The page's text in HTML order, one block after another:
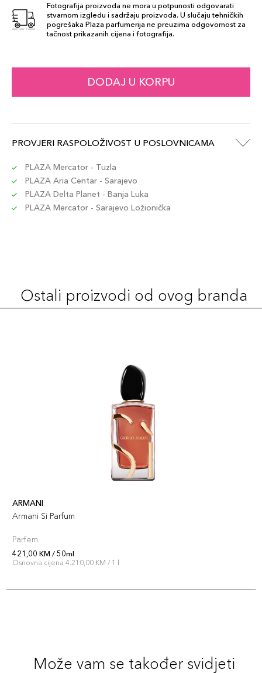
Fotografija proizvoda ne mora u potpunosti odgovarati
stvarnom izgledu i sadržaju proizvoda. U slučaju tehničkih
pogrešaka Plaza parfumerija ne preuzima odgovornost za
tačnost prikazanih cijena i fotografija.
DODAJ U KORPU
PROVJERI RASPOLOŽIVOST U POSLOVNICAMA
PLAZA Mercator - Tuzla
PLAZA Aria Centar - Sarajevo
PLAZA Delta Planet - Banja Luka
PLAZA Mercator - Sarajevo Ložionička
Ostali proizvodi od ovog branda
ARMANI
Armani Si Parfum
Parfem
421,00 KM / 50ml
Osnovna cijena 4.210,00 KM / 1 l
Može vam se također svidjeti